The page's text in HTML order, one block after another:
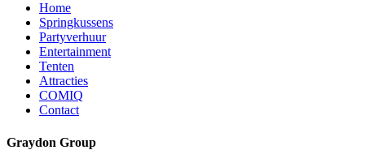
Home
Springkussens
Partyverhuur
Entertainment
Tenten
Attracties
COMIQ
Contact
Graydon Group